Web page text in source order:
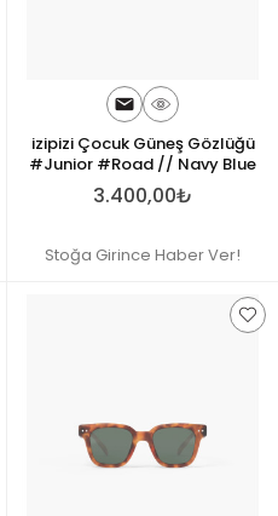
izipizi Çocuk Güneş Gözlüğü
#Junior #Road // Navy Blue
3.400,00₺
Stoğa Girince Haber Ver!